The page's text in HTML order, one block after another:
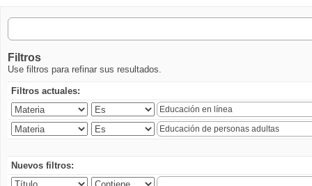
Filtros
Use filtros para refinar sus resultados.
Filtros actuales:
Nuevos filtros: